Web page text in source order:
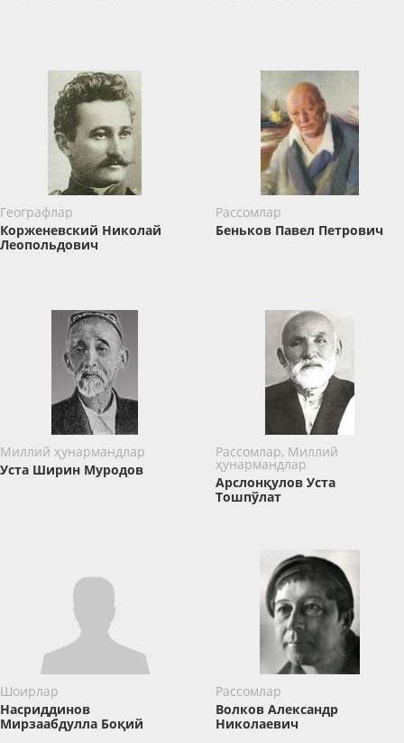
Географлар
Корженевский Николай
Леопольдович
Рассомлар
Беньков Павел Петрович
Миллий ҳунармандлар
Уста Ширин Муродов
Рассомлар, Миллий
ҳунармандлар
Арслонқулов Уста
Тошпўлат
Шоирлар
Насриддинов
Мирзаабдулла Боқий
Рассомлар
Волков Александр
Николаевич